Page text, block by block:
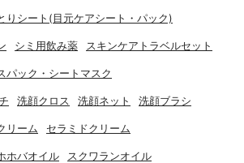
りシート(目元ケアシート・パック)
シミ用飲み薬 スキンケアトラベルセット
パック・シートマスク
洗顔クロス 洗顔ネット 洗顔ブラシ
リーム セラミドクリーム
ホバオイル スクワランオイル